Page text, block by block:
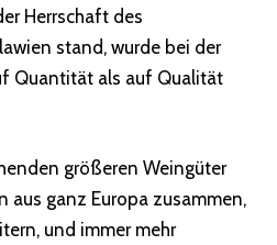
Herrschaft des
stand, wurde bei der
Quantität als auf Qualität
größeren Weingüter
aus ganz Europa zusammen,
und immer mehr